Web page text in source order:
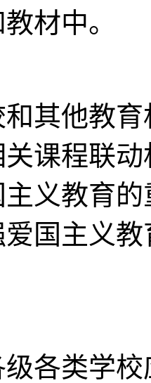
材中。
其他教
关课程联
义教育
国主义
各类学校